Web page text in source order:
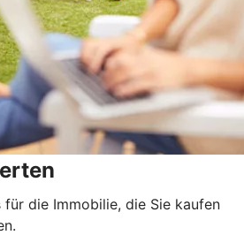
die Immobilie, die Sie kaufen